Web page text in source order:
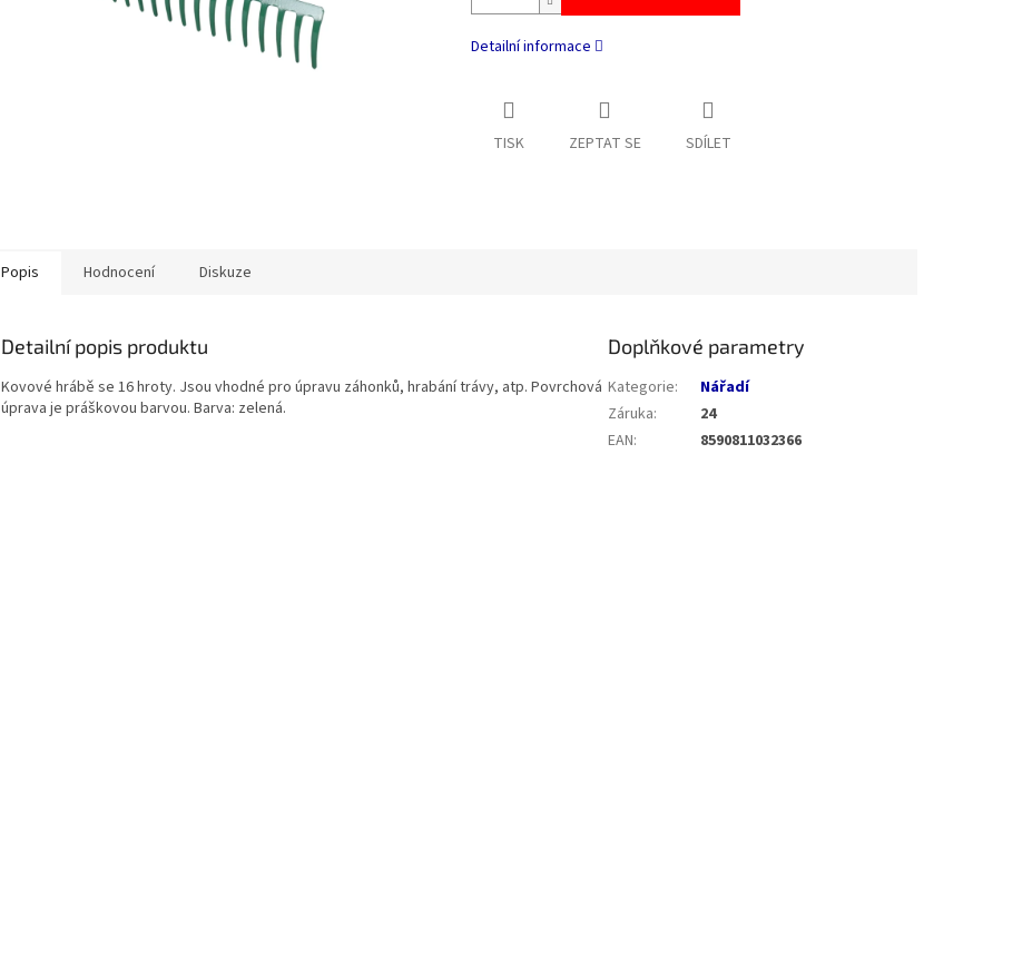
Detailní informace
TISK ZEPTAT SE SDÍLET
Popis Hodnocení Diskuze
Detailní popis produktu
Kovové hrábě se 16 hroty. Jsou vhodné pro úpravu záhonků, hrabání trávy, atp. Povrchová
úprava je práškovou barvou. Barva: zelená.
Doplňkové parametry
Kategorie:
Nářadí
Záruka:
24
EAN: 8590811032366